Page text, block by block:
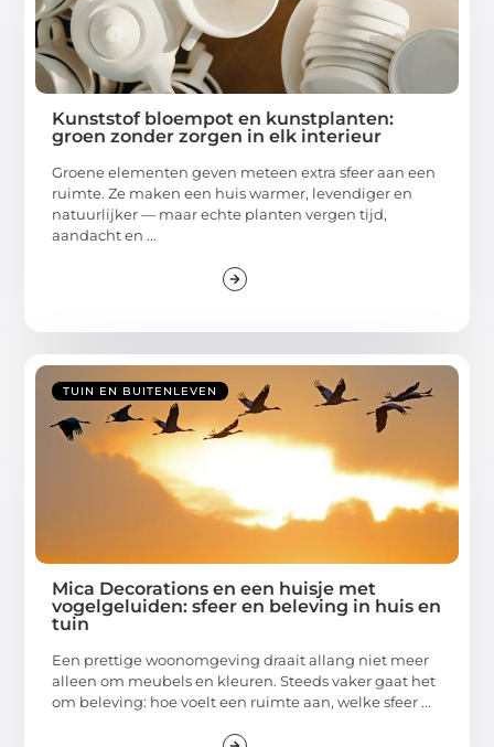
Kunststof bloempot en kunstplanten:
groen zonder zorgen in elk interieur
Groene elementen geven meteen extra sfeer aan een
ruimte. Ze maken een huis warmer, levendiger en
natuurlijker — maar echte planten vergen tijd,
aandacht en ...
TUIN EN BUITENLEVEN
Mica Decorations en een huisje met
vogelgeluiden: sfeer en beleving in huis en
tuin
Een prettige woonomgeving draait allang niet meer
alleen om meubels en kleuren. Steeds vaker gaat het
om beleving: hoe voelt een ruimte aan, welke sfeer ...